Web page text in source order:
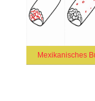
Mexikanisches